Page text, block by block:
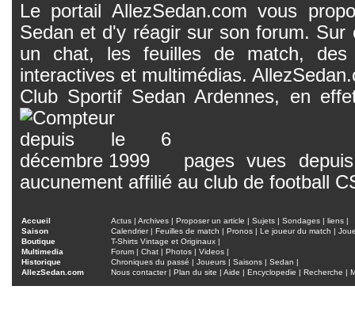
Le portail AllezSedan.com vous
Sedan et d'y réagir sur son forum.
un chat, les feuilles de match, des
interactives et multimédias.
Club Sportif Sedan Ardennes, en
pages vues
aucunement affilié au club de football
Accueil Actus | Archives | Proposer un article | Sujets | Sondages | liens |
Saison
Calendrier| Feuilles de match | Pronos | Le joueur du match |
Boutique
T-Shirts Vintage et Originaux |
Multimedia
Forum | Chat | Photos | Videos |
Historique
Chroniques du passé | Joueurs | Saisons | Sedan |
AllezSedan.com
Nous contacter| Plan du site | Aide | Encyclopedie | Recherche |